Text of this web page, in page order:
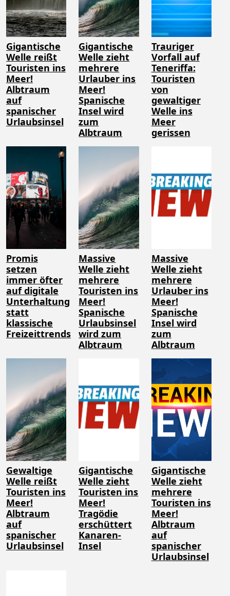
Gigantische
Welle reißt
Touristen ins
Meer!
Albtraum
auf
spanischer
Urlaubsinsel
Gigantische
Welle zieht
mehrere
Urlauber ins
Meer!
Spanische
Insel wird
zum
Albtraum
Trauriger
Vorfall auf
Teneriffa:
Touristen
von
gewaltiger
Welle ins
Meer
gerissen
Promis
setzen
immer öfter
auf digitale
Unterhaltung
statt
klassische
Freizeittrends
Massive
Welle zieht
mehrere
Touristen ins
Meer!
Spanische
Urlaubsinsel
wird zum
Albtraum
Massive
Welle zieht
mehrere
Urlauber ins
Meer!
Spanische
Insel wird
zum
Albtraum
Gewaltige
Welle reißt
Touristen ins
Meer!
Albtraum
auf
spanischer
Urlaubsinsel
Gigantische
Welle zieht
Touristen ins
Meer!
Tragödie
erschüttert
Kanaren-
Insel
Gigantische
Welle zieht
mehrere
Touristen ins
Meer!
Albtraum
auf
spanischer
Urlaubsinsel